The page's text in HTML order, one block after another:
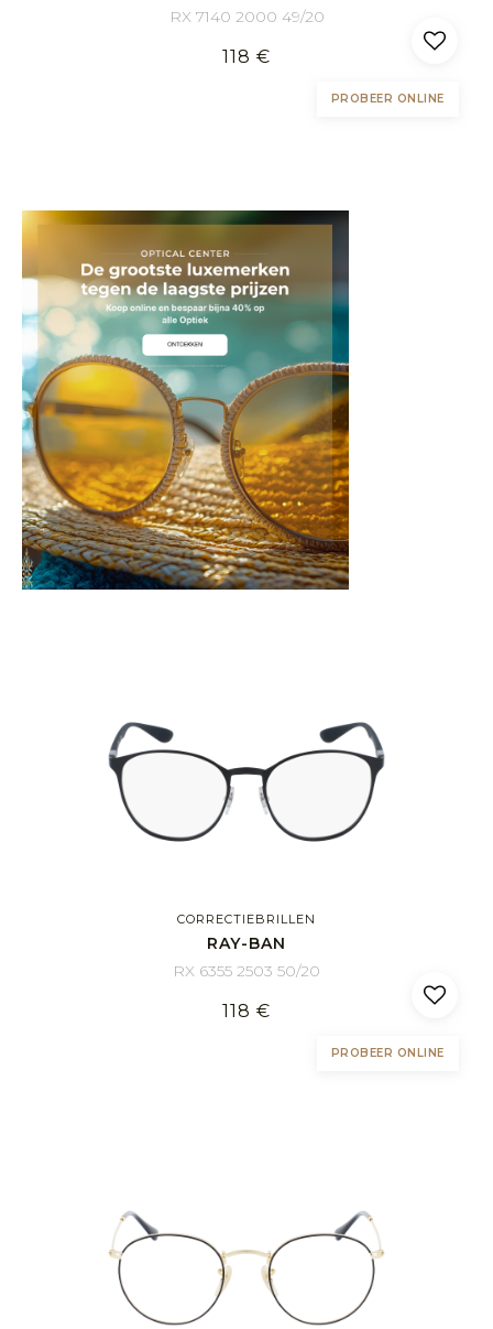
RX 7140 2000 49/20
118 €
PROBEER ONLINE
CORRECTIEBRILLEN
RAY-BAN
RX 6355 2503 50/20
118 €
PROBEER ONLINE